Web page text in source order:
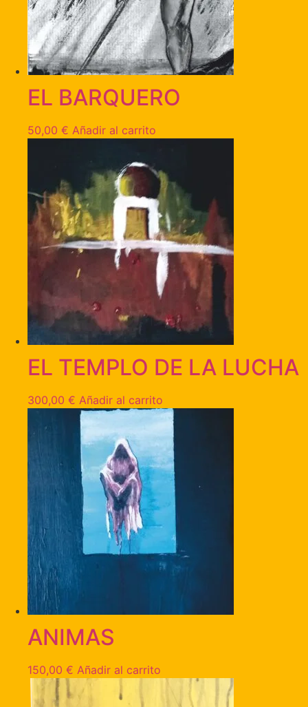
EL BARQUERO
50,00 € Añadir al carrito
EL TEMPLO DE LA LUCHA
300,00 € Añadir al carrito
ANIMAS
150,00 € Añadir al carrito